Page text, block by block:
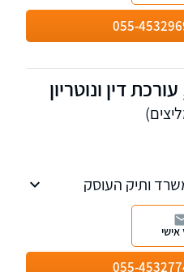
055-
דין ונוטריון
ותיק העוסק
וקרנות פנסיה
סניפים בירושלים
055-
אישי